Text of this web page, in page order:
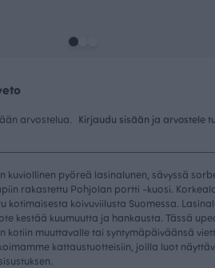
arvostelua. Kirjaudu sisään ja arvostele
kuviollinen pyöreä lasinalunen, sävyssä
rakastettu Pohjolan portti -kuosi.
kotimaisesta koivuviilusta Suomessa.
kestää kuumuutta ja hankausta. Tässä
kotiin muuttavalle tai syntymäpäiväänsä
kattaustuotteisiin , joilla luot